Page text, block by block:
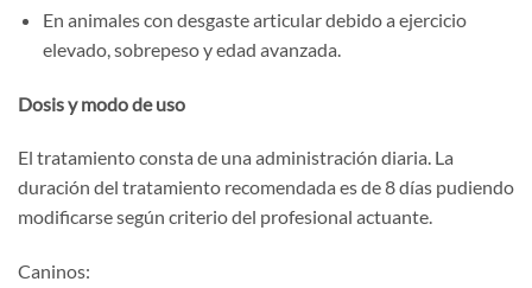
En animales con desgaste articular debido a ejercicio
elevado, sobrepeso y edad avanzada.
Dosis y modo de uso
El tratamiento consta de una administración diaria. La
duración del tratamiento recomendada es de 8 días pudiendo
modificarse según criterio del profesional actuante.
Caninos: